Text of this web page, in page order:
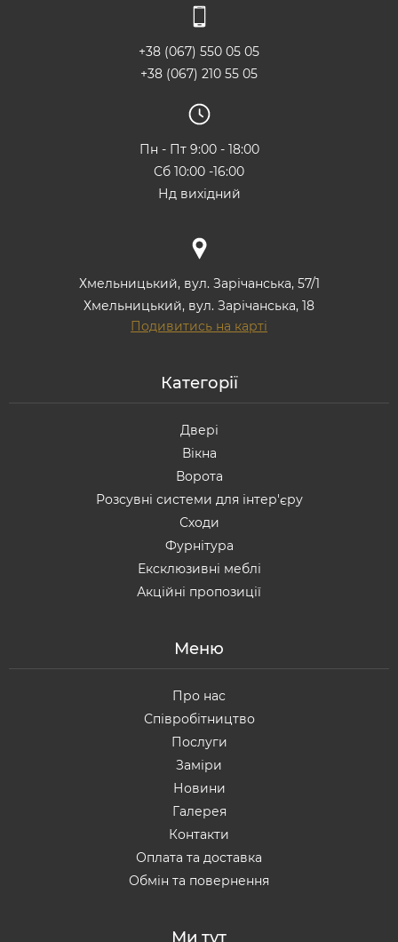
+38 (067) 550 05 05
+38 (067) 210 55 05
Пн - Пт 9:00 - 18:00
Сб 10:00 -16:00
Нд вихідний
Хмельницький, вул. Зарічанська, 57/1
Хмельницький, вул. Зарічанська, 18
Подивитись на карті
Категорії
Двері
Вікна
Ворота
Розсувні системи для інтер'єру
Сходи
Фурнітура
Ексклюзивні меблі
Акційні пропозиції
Меню
Про нас
Співробітництво
Послуги
Заміри
Новини
Галерея
Контакти
Оплата та доставка
Обмін та повернення
Ми тут